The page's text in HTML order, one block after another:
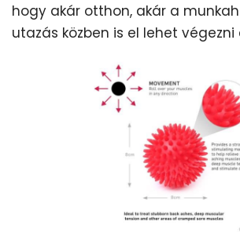
hogy akár otthon, akár a
utazás közben is el lehet végezni